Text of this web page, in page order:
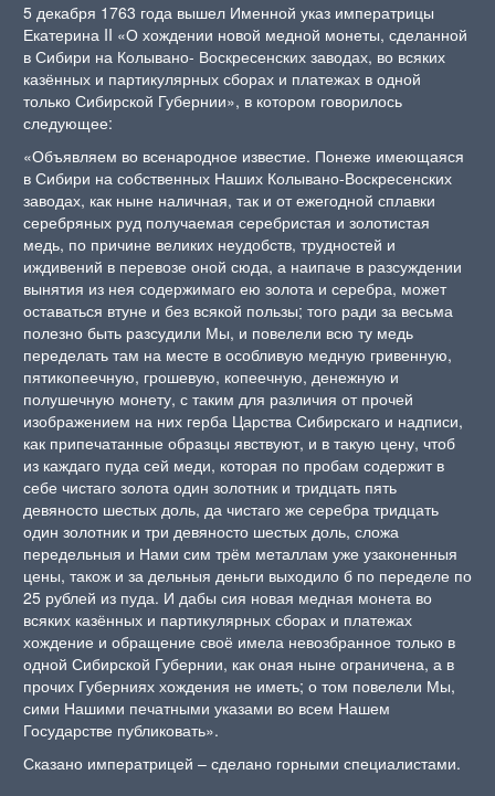
5 декабря 1763 года вышел Именной указ императрицы
Екатерина II «О хождении новой медной монеты, сделанной
в Сибири на Колывано- Воскресенских заводах, во всяких
казённых и партикулярных сборах и платежах в одной
только Сибирской Губернии», в котором говорилось
следующее:
«Объявляем во всенародное известие. Понеже имеющаяся
в Сибири на собственных Наших Колывано-Воскресенских
заводах, как ныне наличная, так и от ежегодной сплавки
серебряных руд получаемая серебристая и золотистая
медь, по причине великих неудобств, трудностей и
иждивений в перевозе оной сюда, а наипаче в разсуждении
вынятия из нея содержимаго ею золота и серебра, может
оставаться втуне и без всякой пользы; того ради за весьма
полезно быть разсудили Мы, и повелели всю ту медь
переделать там на месте в особливую медную гривенную,
пятикопеечную, грошевую, копеечную, денежную и
полушечную монету, с таким для различия от прочей
изображением на них герба Царства Сибирскаго и надписи,
как припечатанные образцы явствуют, и в такую цену, чтоб
из каждаго пуда сей меди, которая по пробам содержит в
себе чистаго золота один золотник и тридцать пять
девяносто шестых доль, да чистаго же серебра тридцать
один золотник и три девяносто шестых доль, сложа
передельныя и Нами сим трём металлам уже узаконенныя
цены, також и за дельныя деньги выходило б по переделе по
25 рублей из пуда. И дабы сия новая медная монета во
всяких казённых и партикулярных сборах и платежах
хождение и обращение своё имела невозбранное только в
одной Сибирской Губернии, как оная ныне ограничена, а в
прочих Губерниях хождения не иметь; о том повелели Мы,
сими Нашими печатными указами во всем Нашем
Государстве публиковать».
Сказано императрицей – сделано горными специалистами.